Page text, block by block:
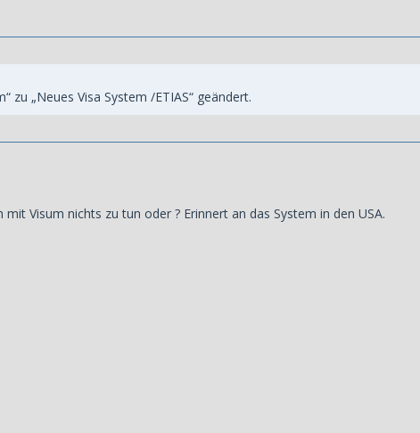
zu „Neues Visa System /ETIAS“ geändert.
mit Visum nichts zu tun oder ? Erinnert an das System in den USA.